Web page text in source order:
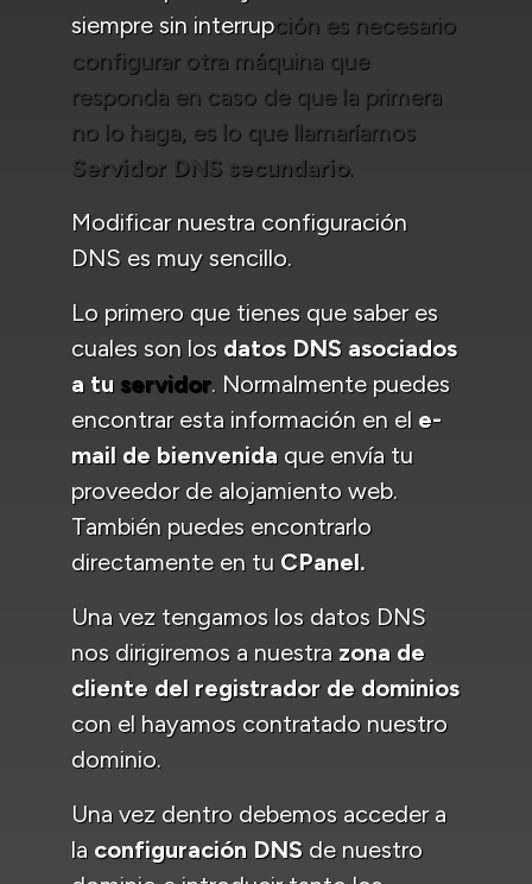
siempre sin interrupción es necesario
configurar otra máquina que
responda en caso de que la primera
no lo haga, es lo que llamaríamos
Servidor DNS secundario.
Modificar nuestra configuración
DNS es muy sencillo.
Lo primero que tienes que saber es
cuales son los datos DNS asociados
a tu servidor. Normalmente puedes
encontrar esta información en el e-
mail de bienvenida que envía tu
proveedor de alojamiento web.
También puedes encontrarlo
directamente en tu CPanel.
Una vez tengamos los datos DNS
nos dirigiremos a nuestra zona de
cliente del registrador de dominios
con el hayamos contratado nuestro
dominio.
Una vez dentro debemos acceder a
la configuración DNS de nuestro